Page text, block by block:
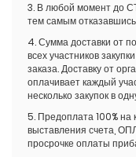
3. В любой момент до
тем самым отказавшись
4. Сумма доставки от
всех участников
заказа. Доставку от
оплачивает каждый
несколько закупок в
5. Предоплата 100% на
выставления счета,
просрочке оплаты